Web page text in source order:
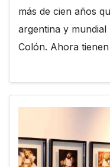
más de cien años
argentina y mundial
Colón. Ahora